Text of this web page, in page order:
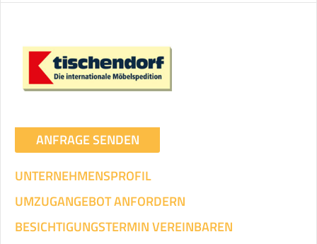
ANFRAGE SENDEN
UNTERNEHMENSPROFIL
UMZUGANGEBOT ANFORDERN
BESICHTIGUNGSTERMIN VEREINBAREN